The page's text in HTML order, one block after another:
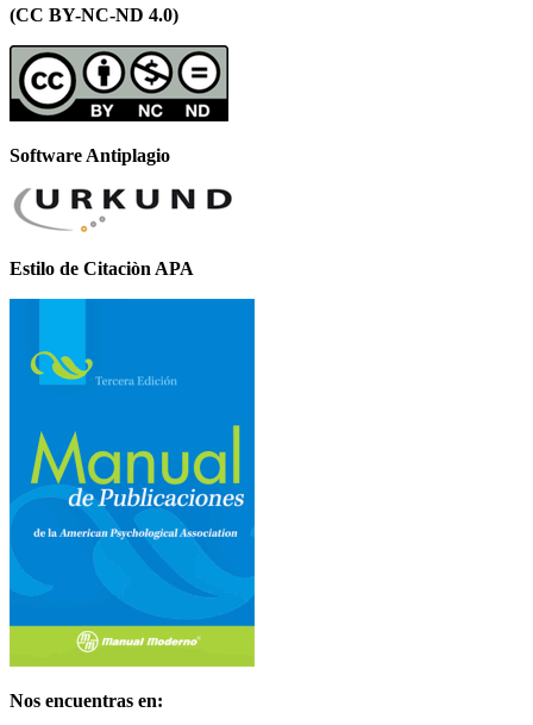
(CC BY-NC-ND 4.0)
Software Antiplagio
Estilo de Citaciòn APA
Nos encuentras en: